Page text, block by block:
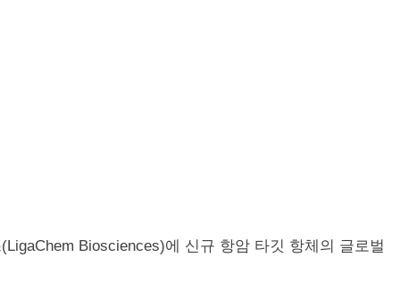
Biosciences)에 신규 항암 타깃 항체의 글로벌